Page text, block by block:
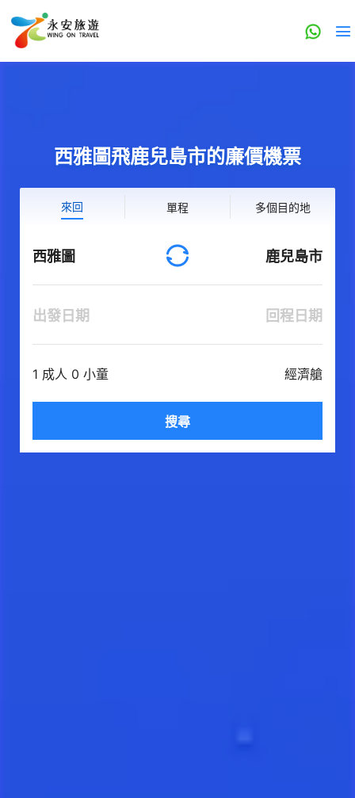
西雅圖飛鹿兒島市的廉價機票
來回 單程 多個目的地
西雅圖 鹿兒島市
出發日期 回程日期
1 成人 0 小童 經濟艙
搜尋